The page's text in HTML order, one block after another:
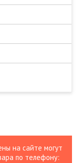
на сайте могут
по телефону: